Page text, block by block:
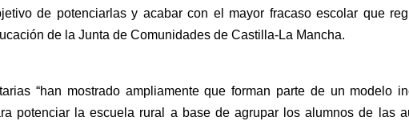
de potenciarlas y acabar con el mayor fracaso escolar que
de la Junta de Comunidades de Castilla-La Mancha.
“han mostrado ampliamente que forman parte de un modelo
potenciar la escuela rural a base de agrupar los alumnos de las